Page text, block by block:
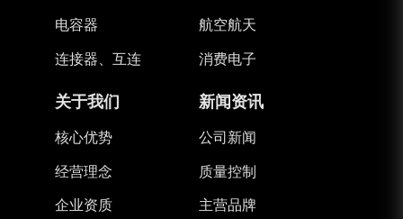
电容器
连接器、互连
航空航天
消费电子
关于我们
核心优势
经营理念
企业资质
新闻资讯
公司新闻
质量控制
主营品牌